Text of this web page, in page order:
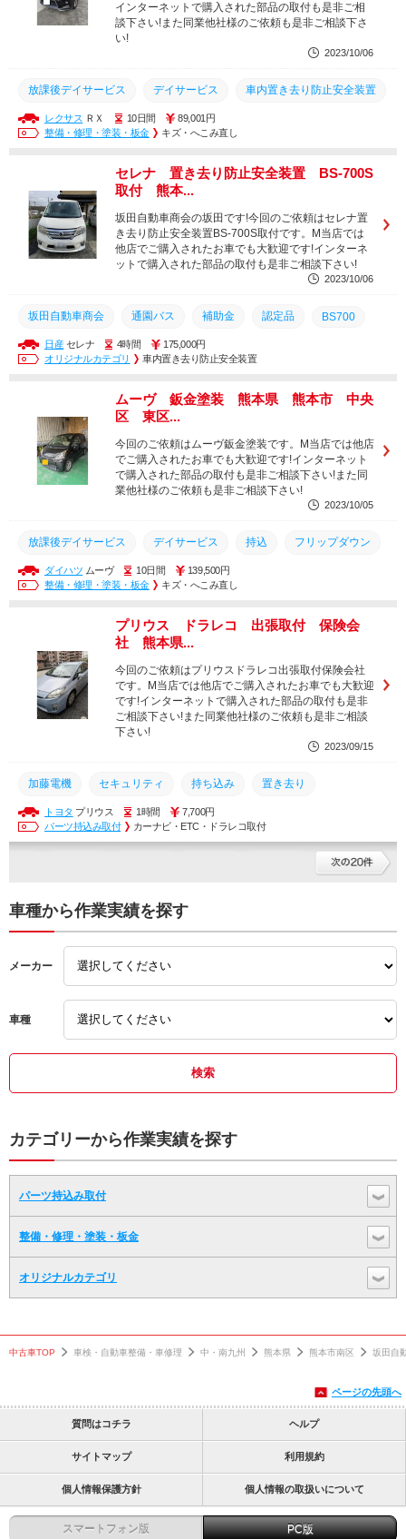
インターネットで購入された部品の取付も是非ご相
談下さい!また同業他社様のご依頼も是非ご相談下さ
い!
2023/10/06
放課後デイサービス デイサービス 車内置き去り防止安全装置
置き去り 送迎バス BS700S
保育園 認定こども園 BS700
補助金 通園バス 坂田自動車商会
レクサス ＲＸ 10日間
89,001円
整備・修理・塗装・板金
キズ・へこみ直し
セレナ 置き去り防止安全装置 BS-700S
取付 熊本...
坂田自動車商会の坂田です!今回のご依頼はセレナ置
き去り防止安全装置BS-700S取付です。M当店では
他店でご購入されたお車でも大歓迎です!インターネ
ットで購入された部品の取付も是非ご相談下さい!
2023/10/06
坂田自動車商会 通園バス 補助金 認定品 BS700
幼稚園 園児バス 保育園
送迎バス BS700S 車内置き去り
車内置き去り防止安全装置 デイサービス 放課後デイサービス
日産セレナ 4時間
175,000円
オリジナルカテゴリ
車内置き去り防止安全装置
ムーヴ 鈑金塗装 熊本県 熊本市 中央
区 東区...
今回のご依頼はムーヴ鈑金塗装です。M当店では他店
でご購入されたお車でも大歓迎です!インターネット
で購入された部品の取付も是非ご相談下さい!また同
業他社様のご依頼も是非ご相談下さい!
2023/10/05
放課後デイサービス デイサービス 持込 フリップダウン
車内置き去り防止安全装置 車内置き去り
ドライブレコーダー ドラレコ取付 置き去り 城南町
出張 出張作業 持ち込み ドラレコ
ダイハツ ムーヴ 10日間
139,500円
整備・修理・塗装・板金
キズ・へこみ直し
プリウス ドラレコ 出張取付 保険会
社 熊本県...
今回のご依頼はプリウスドラレコ出張取付保険会社
です。M当店では他店でご購入されたお車でも大歓迎
です!インターネットで購入された部品の取付も是非
ご相談下さい!また同業他社様のご依頼も是非ご相談
下さい!
2023/09/15
加藤電機 セキュリティ 持ち込み 置き去り
車内置き去り防止安全装置 ホーネット
BS700S 車内置き去り VIPER 7301V
城南町
熊本市 ドラレコ取付 ドライブレコーダー
トヨタ プリウス 1時間
7,700円
パーツ持込み取付
カーナビ・ETC・ドラレコ取付
車種から作業実績を探す
メーカー
車種
カテゴリーから作業実績を探す
パーツ持込み取付
整備・修理・塗装・板金
オリジナルカテゴリ
中古車TOP 車検・自動車整備・車修理 中・南九州 熊本県 熊本市南区 坂田自
ページの先頭へ
質問はコチラ ヘルプ
サイトマップ 利用規約
個人情報保護方針 個人情報の取扱いについて
スマートフォン版 PC版